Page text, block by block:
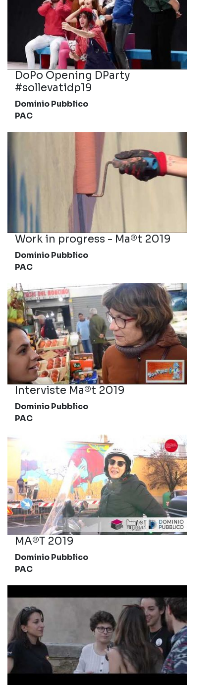
DoPo Opening DParty
#sollevatidp19
Dominio Pubblico
PAC
Work in progress - Ma®t 2019
Dominio Pubblico
PAC
Interviste Ma®t 2019
Dominio Pubblico
PAC
MA®T 2019
Dominio Pubblico
PAC